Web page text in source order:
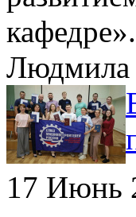
кафедре».
Людмила
17 Июнь